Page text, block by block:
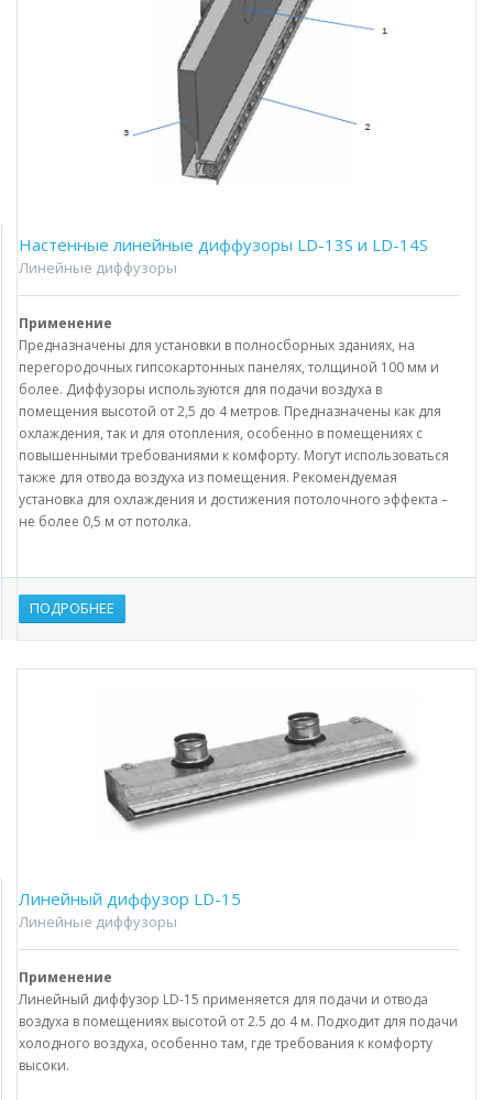
Настенные линейные диффузоры LD-13S и LD-14S
Линейные диффузоры
Применение
Предназначены для установки в полносборных зданиях, на
перегородочных гипсокартонных панелях, толщиной 100 мм и
более. Диффузоры используются для подачи воздуха в
помещения высотой от 2,5 до 4 метров. Предназначены как для
охлаждения, так и для отопления, особенно в помещениях с
повышенными требованиями к комфорту. Могут использоваться
также для отвода воздуха из помещения. Рекомендуемая
установка для охлаждения и достижения потолочного эффекта –
не более 0,5 м от потолка.
ПОДРОБНЕЕ
Линейный диффузор LD-15
Линейные диффузоры
Применение
Линейный диффузор LD-15 применяется для подачи и отвода
воздуха в помещениях высотой от 2.5 до 4 м. Подходит для подачи
холодного воздуха, особенно там, где требования к комфорту
высоки.